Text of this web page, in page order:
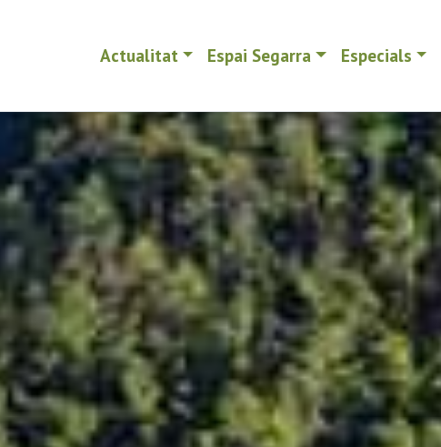
Actualitat Espai Segarra Especials